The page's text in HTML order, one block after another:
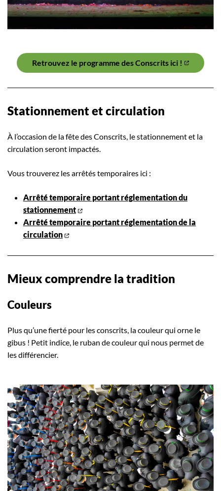
Retrouvez le programme des Conscrits ici !
Stationnement et circulation
À l’occasion de la fête des Conscrits, le stationnement et la
circulation seront impactés.
Vous trouverez les arrêtés temporaires ici :
Arrêté temporaire portant réglementation du
stationnement
Arrêté temporaire portant réglementation de la
circulation
Mieux comprendre la tradition
Couleurs
Plus qu’une fierté pour les conscrits, la couleur qui orne le
gibus ! Petit indice, le ruban de couleur qui nous permet de
les différencier.